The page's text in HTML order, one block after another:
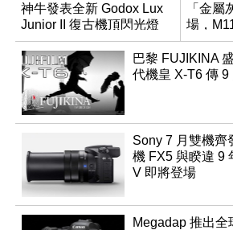
神牛發表全新 Godox Lux
Junior II 復古機頂閃光燈
「金屬
場，
領銜換
巴黎 FUJIKINA
代機皇 X-T6 傳
Sony 7 月雙機齊
機 FX5 與睽違 9
V 即將登場
Megadap 推出